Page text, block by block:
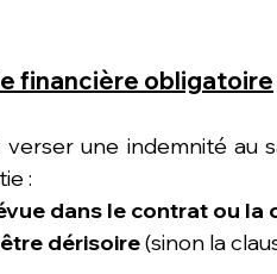
financière obligatoire
verser une indemnité
:
dans le contrat ou la
dérisoire (sinon la